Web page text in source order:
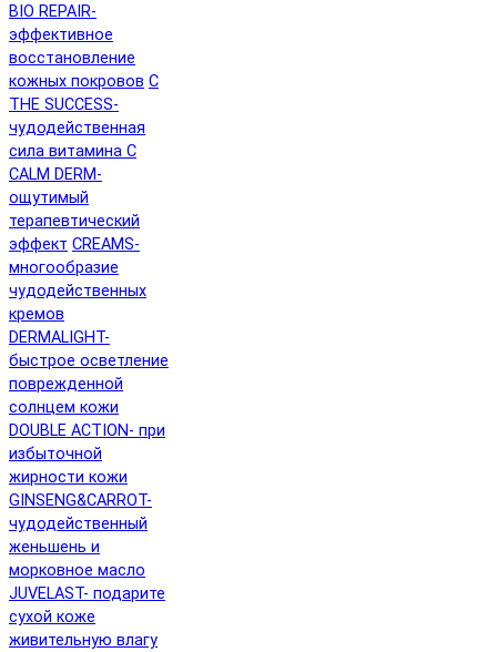
BIO REPAIR-
эффективное
восстановление
кожных покровов C
THE SUCCESS-
чудодейственная
сила витамина C
CALM DERM-
ощутимый
терапевтический
эффект CREAMS-
многообразие
чудодейственных
кремов
DERMALIGHT-
быстрое осветление
поврежденной
солнцем кожи
DOUBLE ACTION- при
избыточной
жирности кожи
GINSENG&CARROT-
чудодейственный
женьшень и
морковное масло
JUVELAST- подарите
сухой коже
живительную влагу